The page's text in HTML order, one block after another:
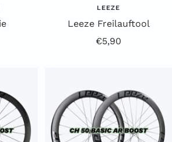
LEEZE
Leeze Freilauftool
Angebotspreis
€5,90